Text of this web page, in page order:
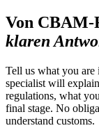
Von CBAM-
klaren
Tell us what you
specialist will
regulations, what
final stage. No
understand customs.